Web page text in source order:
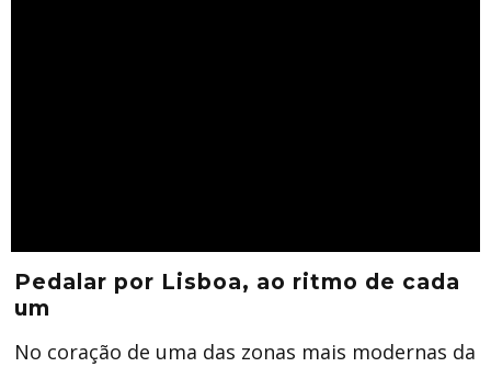
Pedalar por Lisboa, ao ritmo de cada
um
No coração de uma das zonas mais modernas da